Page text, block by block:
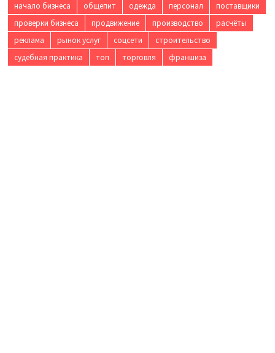
начало бизнеса
общепит одежда персонал
поставщики
проверки бизнеса
продвижение производство
расчёты
реклама
рынок услуг соцсети
строительство
судебная практика
топ торговля франшиза